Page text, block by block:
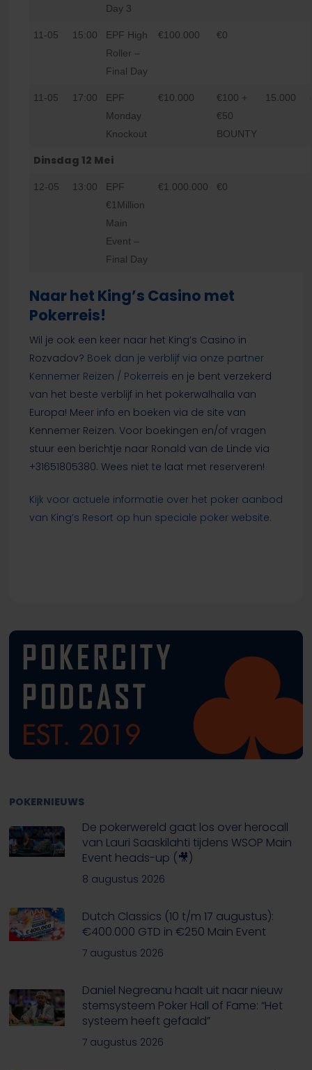
Day 3
11-05 15:00
EPF High
Roller –
Final Day
€100.000 €0
11-05 17:00
EPF
Monday
Knockout
€10.000
€100 +
€50
BOUNTY
15.000
Dinsdag 12 Mei
12-05 13:00
EPF
€1Million
Main
Event –
Final Day
€1.000.000 €0
Naar het King’s Casino met
Pokerreis!
Wil je ook een keer naar het King’s Casino in
Rozvadov? Boek dan je verblijf via onze partner
Kennemer Reizen / Pokerreis en je bent verzekerd
van het beste verblijf in het pokerwalhalla van
Europa! Meer info en boeken via de site van
Kennemer Reizen. Voor boekingen en/of vragen
stuur een berichtje naar Ronald van de Linde via
+31651805380. Wees niet te laat met reserveren!
Kijk voor actuele informatie over het poker aanbod
van King’s Resort op hun speciale poker website.
POKERNIEUWS
De pokerwereld gaat los over herocall
van Lauri Saaskilahti tijdens WSOP Main
Event heads-up (🎥)
8 augustus 2026
Dutch Classics (10 t/m 17 augustus):
€400.000 GTD in €250 Main Event
7 augustus 2026
Daniel Negreanu haalt uit naar nieuw
stemsysteem Poker Hall of Fame: “Het
systeem heeft gefaald”
7 augustus 2026